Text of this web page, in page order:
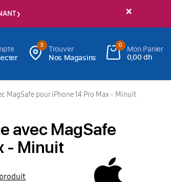
×
3
Trouver
Nos Magasins
0
Mon Panier
0,00 dh
MagSafe pour iPhone 14 Pro Max - Minuit
avec MagSafe
- Minuit